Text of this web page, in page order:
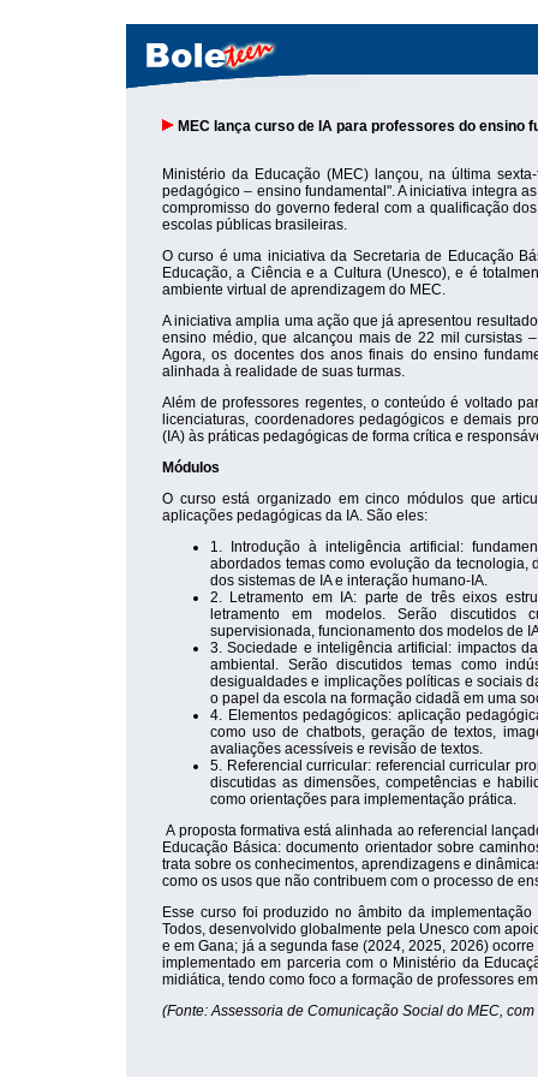
MEC lança curso de IA para professores do ensino
Ministério da Educação (MEC) lançou, na última
pedagógico – ensino fundamental". A iniciativa integra
compromisso do governo federal com a qualificação
escolas públicas brasileiras.
O curso é uma iniciativa da Secretaria de Educação
Educação, a Ciência e a Cultura (Unesco), e é
ambiente virtual de aprendizagem do MEC.
A iniciativa amplia uma ação que já apresentou
ensino médio, que alcançou mais de 22 mil cursistas
Agora, os docentes dos anos finais do ensino
alinhada à realidade de suas turmas.
Além de professores regentes, o conteúdo é voltado
licenciaturas, coordenadores pedagógicos e demais
(IA) às práticas pedagógicas de forma crítica e
Módulos
O curso está organizado em cinco módulos que
aplicações pedagógicas da IA. São eles:
1. Introdução à inteligência artificial:
abordados temas como evolução da
dos sistemas de IA e interação humano-IA.
2. Letramento em IA: parte de três eixos
letramento em modelos. Serão discutidos
supervisionada, funcionamento dos modelos de
3. Sociedade e inteligência artificial: impactos
ambiental. Serão discutidos temas como
desigualdades e implicações políticas e sociais
o papel da escola na formação cidadã em uma
4. Elementos pedagógicos: aplicação
como uso de chatbots, geração de textos,
avaliações acessíveis e revisão de textos.
5. Referencial curricular: referencial curricular
discutidas as dimensões, competências e
como orientações para implementação prática.
A proposta formativa está alinhada ao referencial
Educação Básica: documento orientador sobre
trata sobre os conhecimentos, aprendizagens e
como os usos que não contribuem com o processo de
Esse curso foi produzido no âmbito da
Todos, desenvolvido globalmente pela Unesco com
e em Gana; já a segunda fase (2024, 2025, 2026)
implementado em parceria com o Ministério da
midiática, tendo como foco a formação de professores
(Fonte: Assessoria de Comunicação Social do MEC,